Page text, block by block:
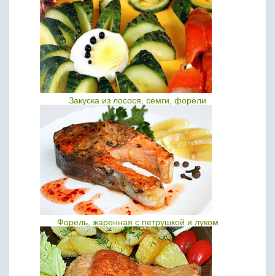
Закуска из лосося, семги, форели
Форель, жаренная с петрушкой и луком